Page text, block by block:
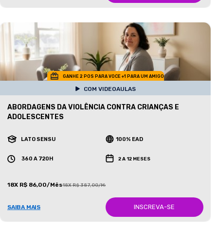
GANHE 2 POS PARA VOCE +1 PARA UM AMIGO
COM VIDEOAULAS
ABORDAGENS DA VIOLÊNCIA CONTRA CRIANÇAS E
ADOLESCENTES
LATO SENSU 100% EAD
360 A 720H 2 A 12 MESES
18X R$ 86,00/Mês18X R$ 387,00/Mês
SAIBA MAIS INSCREVA-SE